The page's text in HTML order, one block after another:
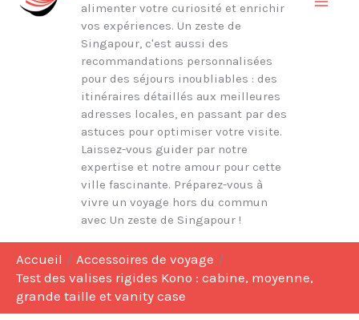
alimenter votre curiosité et enrichir
vos expériences. Un zeste de
Singapour, c'est aussi des
recommandations personnalisées
pour des séjours inoubliables : des
itinéraires détaillés aux meilleures
adresses locales, en passant par des
astuces pour optimiser votre visite.
Laissez-vous guider par notre
expertise et notre amour pour cette
ville fascinante. Préparez-vous à
vivre un voyage hors du commun
avec Un zeste de Singapour !
Accueil
Accessoires de voyage
Test des valises rigides Kono : cabine, moyenne,
grande taille et vanity case